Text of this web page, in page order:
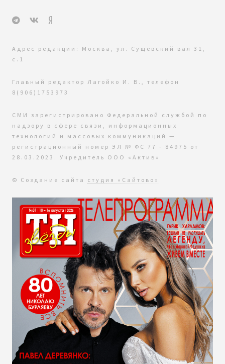
Адрес редакции: Москва, ул. Сущевский вал 31,
с.1
Главный редактор Лагойко И. В., телефон
8(906)1753973
СМИ зарегистрировано Федеральной службой по
надзору в сфере связи, информационных
технологий и массовых коммуникаций —
регистрационный номер ЭЛ № ФС 77 - 84975 от
28.03.2023. Учредитель ООО «Актив»
© Создание сайта студия «Сайтово»